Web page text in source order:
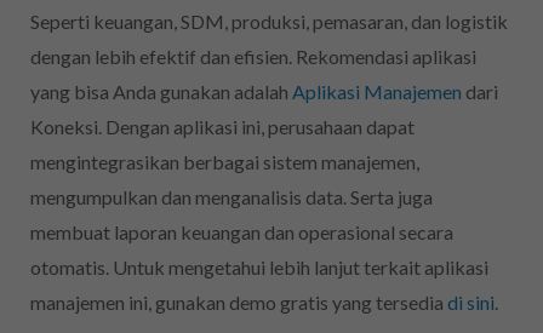
Seperti keuangan, SDM, produksi, pemasaran, dan logistik
dengan lebih efektif dan efisien. Rekomendasi aplikasi
yang bisa Anda gunakan adalah Aplikasi Manajemen dari
Koneksi. Dengan aplikasi ini, perusahaan dapat
mengintegrasikan berbagai sistem manajemen,
mengumpulkan dan menganalisis data. Serta juga
membuat laporan keuangan dan operasional secara
otomatis. Untuk mengetahui lebih lanjut terkait aplikasi
manajemen ini, gunakan demo gratis yang tersedia di sini.